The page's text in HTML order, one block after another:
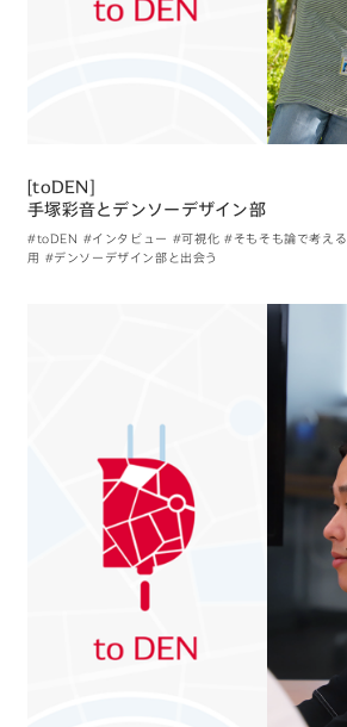
[toDEN]
手塚彩音とデンソーデザイン部
#toDEN #インタビュー #可視化 #そもそも論で考える
用 #デンソーデザイン部と出会う